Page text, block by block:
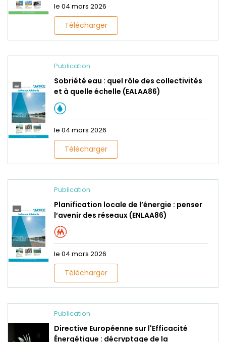
le 04 mars 2026
Télécharger
Publication
Sobriété eau : quel rôle des collectivités
et à quelle échelle (EALAA86)
le 04 mars 2026
Télécharger
Publication
Planification locale de l’énergie : penser
l’avenir des réseaux (ENLAA86)
le 04 mars 2026
Télécharger
Publication
Directive Européenne sur l'Efficacité
Énergétique : décryptage de la